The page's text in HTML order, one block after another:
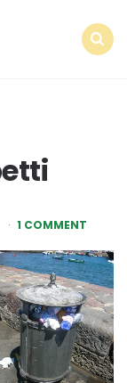
1 COMMENT